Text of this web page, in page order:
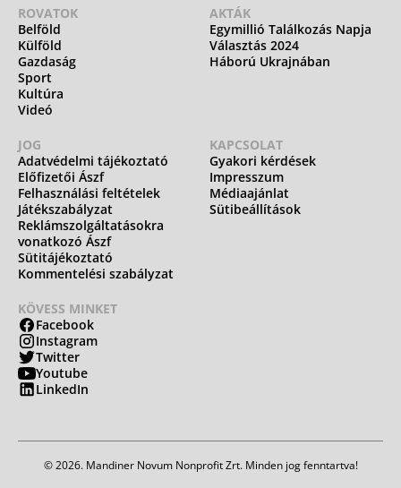
ROVATOK
Belföld
Külföld
Gazdaság
Sport
Kultúra
Videó
AKTÁK
Egymillió Találkozás Napja
Választás 2024
Háború Ukrajnában
JOG
Adatvédelmi tájékoztató
Előfizetői Ászf
Felhasználási feltételek
Játékszabályzat
Reklámszolgáltatásokra
vonatkozó Ászf
Sütitájékoztató
Kommentelési szabályzat
KAPCSOLAT
Gyakori kérdések
Impresszum
Médiaajánlat
Sütibeállítások
KÖVESS MINKET
Facebook
Instagram
Twitter
Youtube
LinkedIn
© 2026. Mandiner Novum Nonprofit Zrt. Minden jog fenntartva!